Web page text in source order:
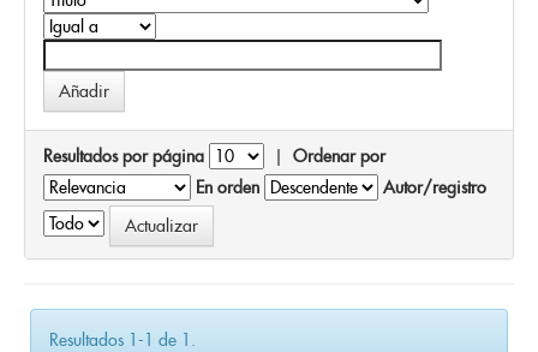
Resultados por página | Ordenar por
En orden
Autor/registro
Resultados 1-1 de 1.